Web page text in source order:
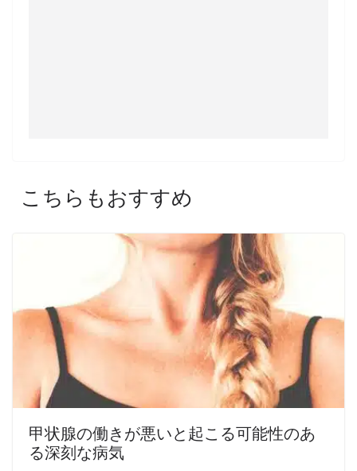
こちらもおすすめ
甲状腺の働きが悪いと起こる可能性のあ
る深刻な病気